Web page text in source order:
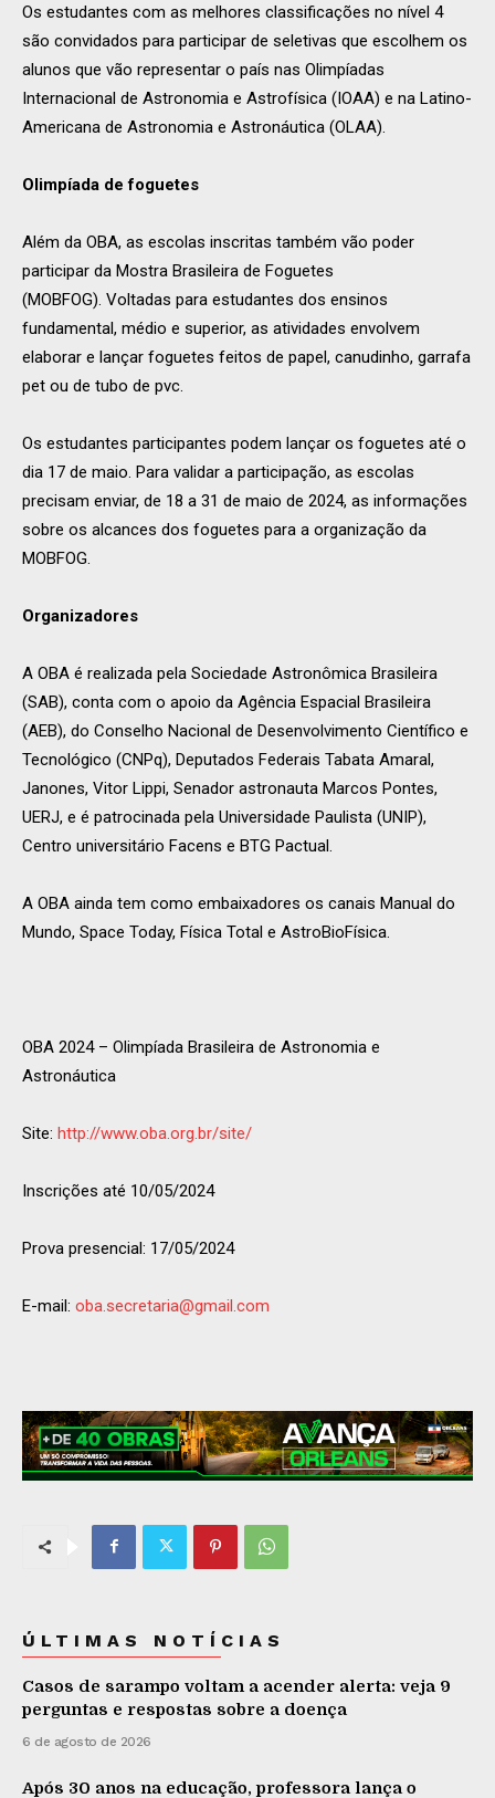
Os estudantes com as melhores classificações no nível 4
são convidados para participar de seletivas que escolhem os
alunos que vão representar o país nas Olimpíadas
Internacional de Astronomia e Astrofísica (IOAA) e na Latino-
Americana de Astronomia e Astronáutica (OLAA).
Olimpíada de foguetes
Além da OBA, as escolas inscritas também vão poder
participar da Mostra Brasileira de Foguetes
(MOBFOG). Voltadas para estudantes dos ensinos
fundamental, médio e superior, as atividades envolvem
elaborar e lançar foguetes feitos de papel, canudinho, garrafa
pet ou de tubo de pvc.
Os estudantes participantes podem lançar os foguetes até o
dia 17 de maio. Para validar a participação, as escolas
precisam enviar, de 18 a 31 de maio de 2024, as informações
sobre os alcances dos foguetes para a organização da
MOBFOG.
Organizadores
A OBA é realizada pela Sociedade Astronômica Brasileira
(SAB), conta com o apoio da Agência Espacial Brasileira
(AEB), do Conselho Nacional de Desenvolvimento Científico e
Tecnológico (CNPq), Deputados Federais Tabata Amaral,
Janones, Vitor Lippi, Senador astronauta Marcos Pontes,
UERJ, e é patrocinada pela Universidade Paulista (UNIP),
Centro universitário Facens e BTG Pactual.
A OBA ainda tem como embaixadores os canais Manual do
Mundo, Space Today, Física Total e AstroBioFísica.
OBA 2024 – Olimpíada Brasileira de Astronomia e
Astronáutica
Site: http://www.oba.org.br/site/
Inscrições até 10/05/2024
Prova presencial: 17/05/2024
E-mail: oba.secretaria@gmail.com
ÚLTIMAS NOTÍCIAS
Casos de sarampo voltam a acender alerta: veja 9
perguntas e respostas sobre a doença
6 de agosto de 2026
Após 30 anos na educação, professora lança o